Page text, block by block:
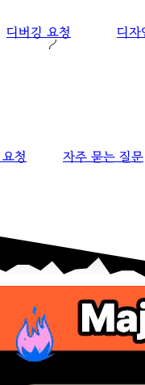
디버깅 요청 디자
청 자주 묻는 질문